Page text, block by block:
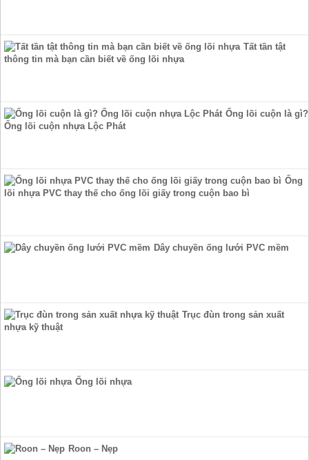
Tất tần tật
thông tin mà bạn cần biết về ống lõi nhựa
Ống lõi cuộn là gì?
Ống lõi cuộn nhựa Lộc Phát
Ống
lõi nhựa PVC thay thế cho ống lõi giấy trong cuộn bao bì
Dây chuyền ống lưới PVC mềm
Trục đùn trong sản xuất
nhựa kỹ thuật
Ống lõi nhựa
Roon – Nẹp